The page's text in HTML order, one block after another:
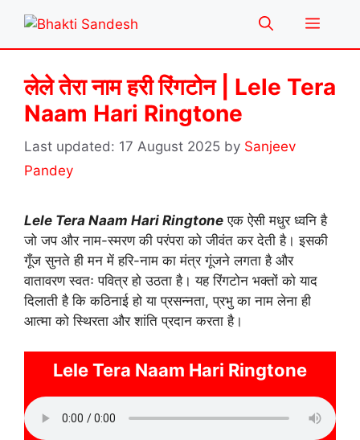
content
Menu
लेले तेरा नाम हरी रिंगटोन | Lele Tera
Naam Hari Ringtone
17 August 2025 by Sanjeev
Pandey
Lele Tera Naam Hari Ringtone एक ऐसी मधुर ध्वनि है
जो जप और नाम-स्मरण की परंपरा को जीवंत कर देती है। इसकी
गूँज सुनते ही मन में हरि-नाम का मंत्र गूंजने लगता है और
वातावरण स्वतः पवित्र हो उठता है। यह रिंगटोन भक्तों को याद
दिलाती है कि कठिनाई हो या प्रसन्नता, प्रभु का नाम लेना ही
आत्मा को स्थिरता और शांति प्रदान करता है।
Lele Tera Naam Hari Ringtone